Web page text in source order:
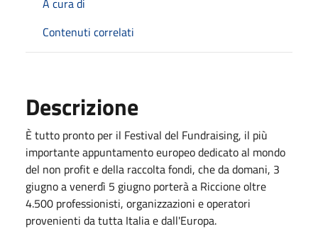
Contenuti correlati
Descrizione
È tutto pronto per il Festival del Fundraising, il più
importante appuntamento europeo dedicato al mondo
del non profit e della raccolta fondi, che da domani, 3
giugno a venerdì 5 giugno porterà a Riccione oltre
4.500 professionisti, organizzazioni e operatori
provenienti da tutta Italia e dall'Europa.